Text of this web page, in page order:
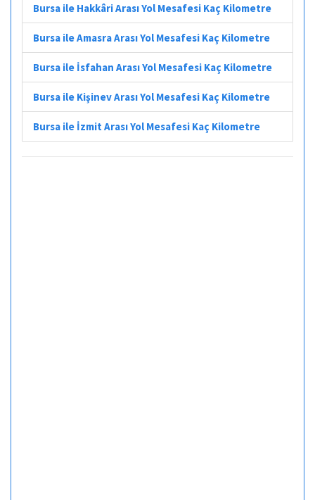
Bursa ile Hakkâri Arası Yol Mesafesi Kaç Kilometre
Bursa ile Amasra Arası Yol Mesafesi Kaç Kilometre
Bursa ile İsfahan Arası Yol Mesafesi Kaç Kilometre
Bursa ile Kişinev Arası Yol Mesafesi Kaç Kilometre
Bursa ile İzmit Arası Yol Mesafesi Kaç Kilometre